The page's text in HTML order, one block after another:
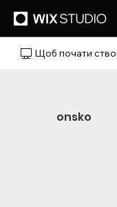
Щоб почати